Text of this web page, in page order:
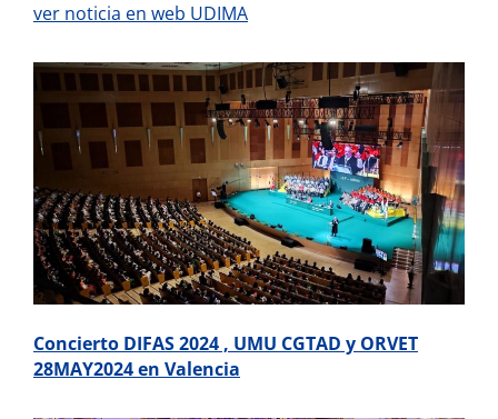
ver noticia en web UDIMA
Concierto DIFAS 2024 , UMU CGTAD y ORVET
28MAY2024 en Valencia